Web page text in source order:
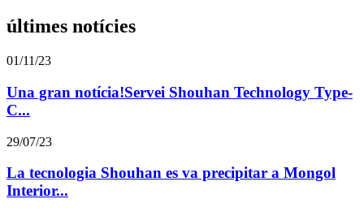
últimes notícies
01/11/23
Una gran notícia!Servei Shouhan Technology Type-
C...
29/07/23
La tecnologia Shouhan es va precipitar a Mongol
Interior...